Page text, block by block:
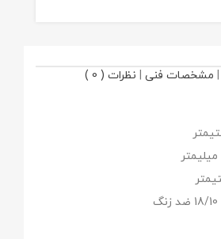
مشخصات فنی
نظرات ( 0 )